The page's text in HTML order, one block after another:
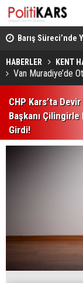
Barış Süreci’nde
Kararından
HABERLER KENT
Van Muradiye’de
CHP Kars’ta
Başkanı Çilingirle
Girdi!